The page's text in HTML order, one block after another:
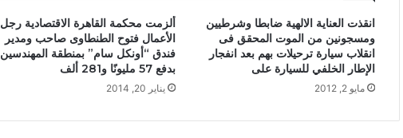
انقذت العناية الالهية ضابطا وشرطيين
ومسجونين من الموت المحقق فى
انقلاب سيارة ترحيلات بهم بعد انفجار
الإطار الخلفي للسيارة على
مايو 2, 2012
ألزمت محكمة القاهرة الاقتصادية رجل
الأعمال فتوح الطنطاوى صاحب ومدير
فندق “أونكل سام” بمنطقة المهندسين
بدفع 57 مليونًا و281 ألف
يناير 20, 2014